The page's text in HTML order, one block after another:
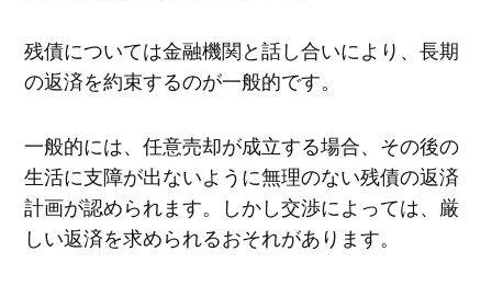
残債については金融機関と話し合いにより、長期
の返済を約束するのが一般的です。
一般的には、任意売却が成立する場合、その後の
生活に支障が出ないように無理のない残債の返済
計画が認められます。しかし交渉によっては、厳
しい返済を求められるおそれがあります。